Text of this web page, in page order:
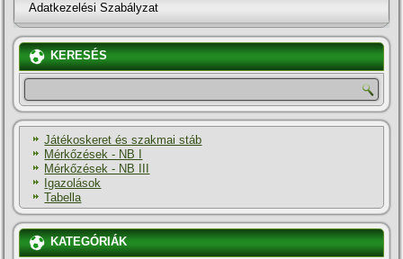
Adatkezelési Szabályzat
KERESÉS
Játékoskeret és szakmai stáb
Mérkőzések - NB I
Mérkőzések - NB III
Igazolások
Tabella
KATEGÓRIÁK